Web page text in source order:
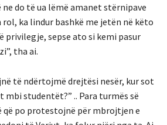
do të ua lëmë amanet stërnipave
rol, ka lindur bashkë me jetën në këto
privilegje, sepse ato si kemi pasur
tha ai.
të ndërtojmë drejtësi nesër, kur sot
studentët?” .. Para turmës së
që po protestojnë për mbrojtjen e